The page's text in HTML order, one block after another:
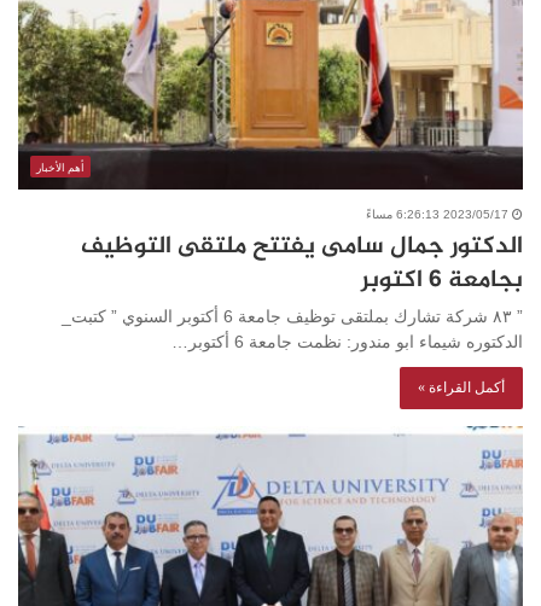
أهم الأخبار
2023/05/17 6:26:13 مساءً
الدكتور جمال سامى يفتتح ملتقى التوظيف
بجامعة ٦ اكتوبر
” ٨٣ شركة تشارك بملتقى توظيف جامعة 6 أكتوبر السنوي ” كتبت_
الدكتوره شيماء ابو مندور: نظمت جامعة 6 أكتوبر…
أكمل القراءة »